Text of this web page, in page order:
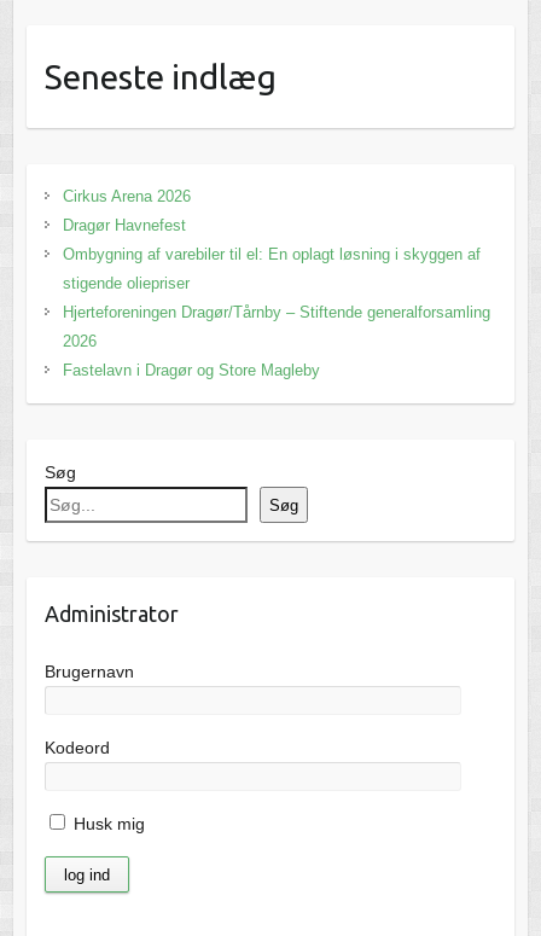
Seneste indlæg
Cirkus Arena 2026
Dragør Havnefest
Ombygning af varebiler til el: En oplagt løsning i skyggen af
stigende oliepriser
Hjerteforeningen Dragør/Tårnby – Stiftende generalforsamling
2026
Fastelavn i Dragør og Store Magleby
Søg
Søg
Administrator
Brugernavn
Kodeord
Husk mig